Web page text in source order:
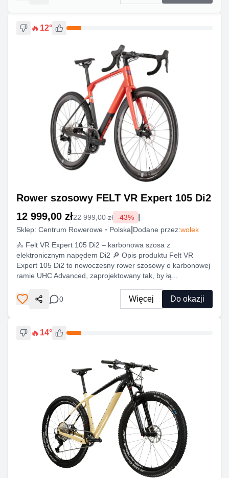
🔥 12°
Rower szosowy FELT VR Expert 105 Di2
12 999,00 zł22 999,00 zł -43%
Sklep: Centrum Rowerowe - Polska Dodane przez:wolek
🚴 Felt VR Expert 105 Di2 – karbonowa szosa z
elektronicznym napędem Di2 🔎 Opis produktu Felt VR
Expert 105 Di2 to nowoczesny rower szosowy o karbonowej
ramie UHC Advanced, zaprojektowany tak, by łą...
Udostępnij
0 Więcej Do okazji
🔥 14°